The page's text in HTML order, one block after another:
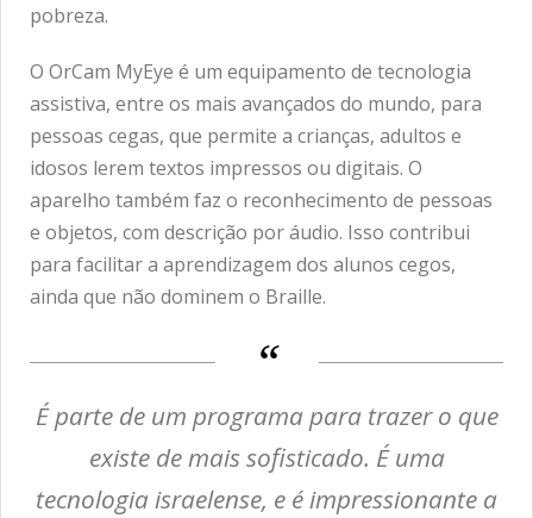
pobreza.
O OrCam MyEye é um equipamento de tecnologia
assistiva, entre os mais avançados do mundo, para
pessoas cegas, que permite a crianças, adultos e
idosos lerem textos impressos ou digitais. O
aparelho também faz o reconhecimento de pessoas
e objetos, com descrição por áudio. Isso contribui
para facilitar a aprendizagem dos alunos cegos,
ainda que não dominem o Braille.
É parte de um programa para trazer o que
existe de mais sofisticado. É uma
tecnologia israelense, e é impressionante a